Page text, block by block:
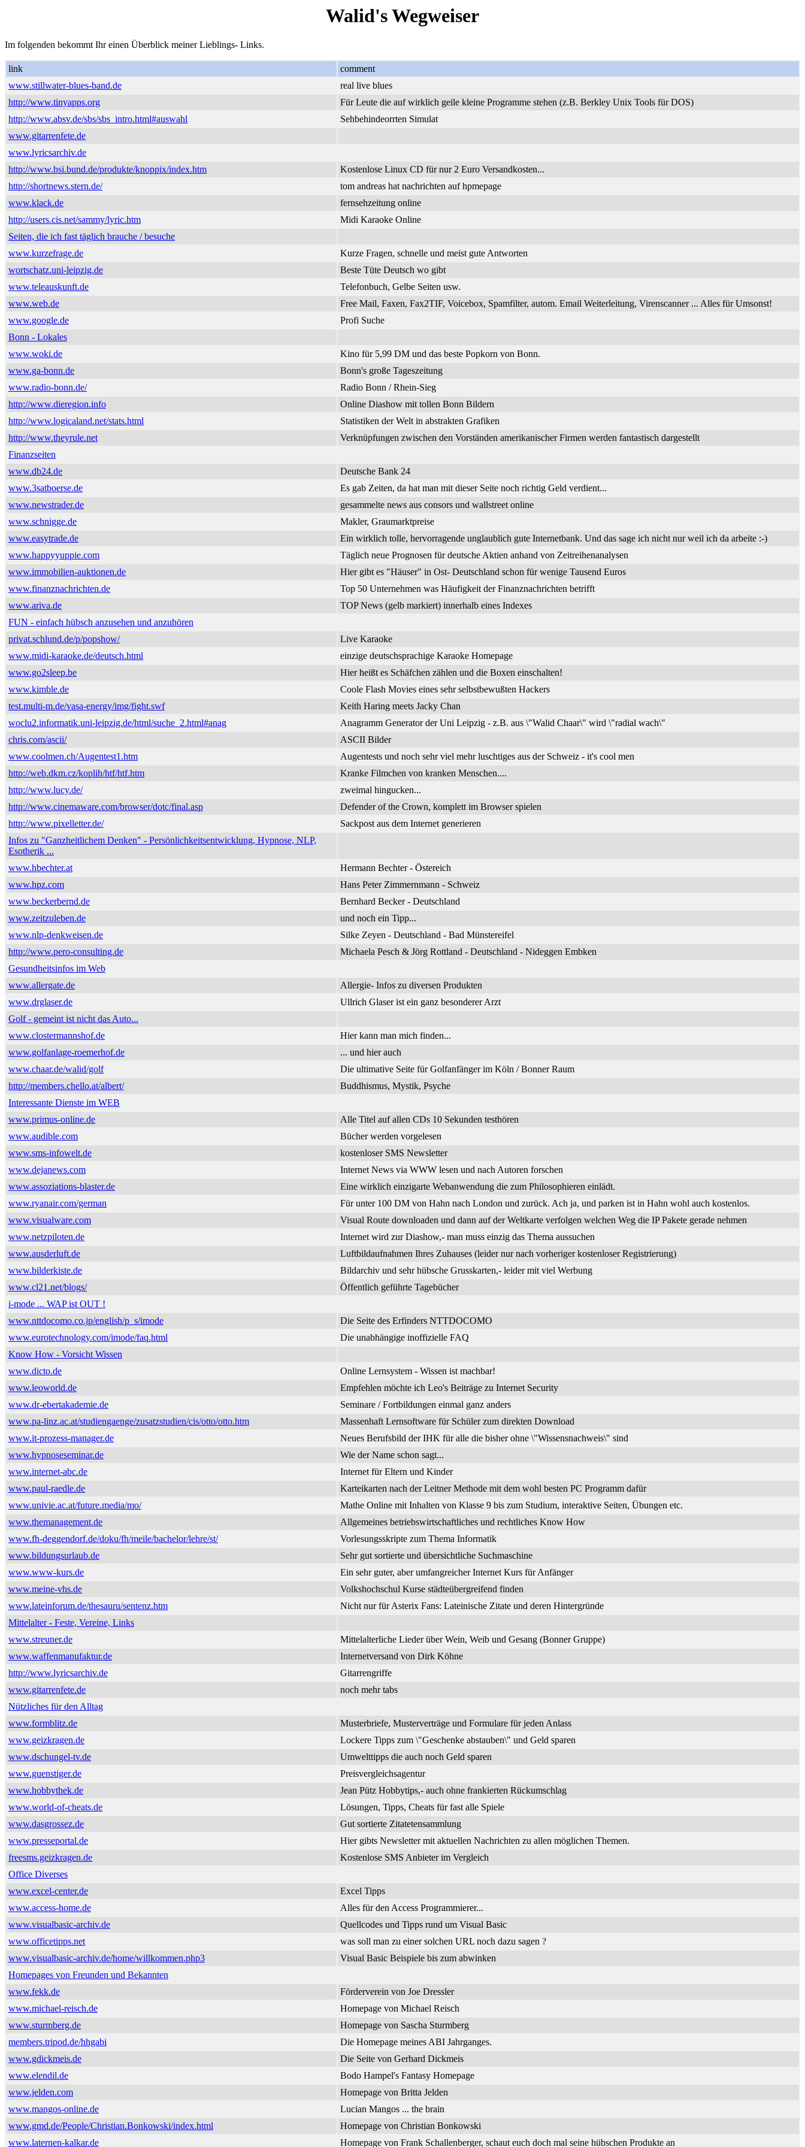
Walid's Wegweiser
Im folgenden bekommt Ihr einen Überblick meiner Lieblings- Links.
link
comment
www.stillwater-blues-band.de
real live blues
http://www.tinyapps.org
Für Leute die auf wirklich geile kleine Programme stehen (z.B. Berkley Unix Tools für DOS)
http://www.absv.de/sbs/sbs_intro.html#auswahl
Sehbehindeorrten Simulat
www.gitarrenfete.de
www.lyricsarchiv.de
http://www.bsi.bund.de/produkte/knoppix/index.htm
Kostenlose Linux CD für nur 2 Euro Versandkosten...
http://shortnews.stern.de/
tom andreas hat nachrichten auf hpmepage
www.klack.de
fernsehzeitung online
http://users.cis.net/sammy/lyric.htm
Midi Karaoke Online
Seiten, die ich fast täglich brauche / besuche
www.kurzefrage.de
Kurze Fragen, schnelle und meist gute Antworten
wortschatz.uni-leipzig.de
Beste Tüte Deutsch wo gibt
www.teleauskunft.de
Telefonbuch, Gelbe Seiten usw.
www.web.de
Free Mail, Faxen, Fax2TIF, Voicebox, Spamfilter, autom. Email Weiterleitung, Virenscanner ... Alles für Umsonst!
www.google.de
Profi Suche
Bonn - Lokales
www.woki.de
Kino für 5,99 DM und das beste Popkorn von Bonn.
www.ga-bonn.de
Bonn's große Tageszeitung
www.radio-bonn.de/
Radio Bonn / Rhein-Sieg
http://www.dieregion.info
Online Diashow mit tollen Bonn Bildern
http://www.logicaland.net/stats.html
Statistiken der Welt in abstrakten Grafiken
http://www.theyrule.net
Verknüpfungen zwischen den Vorständen amerikanischer Firmen werden fantastisch dargestellt
Finanzseiten
www.db24.de
Deutsche Bank 24
www.3satboerse.de
Es gab Zeiten, da hat man mit dieser Seite noch richtig Geld verdient...
www.newstrader.de
gesammelte news aus consors und wallstreet online
www.schnigge.de
Makler, Graumarktpreise
www.easytrade.de
Ein wirklich tolle, hervorragende unglaublich gute Internetbank. Und das sage ich nicht nur weil ich da arbeite :-)
www.happyyuppie.com
Täglich neue Prognosen für deutsche Aktien anhand von Zeitreihenanalysen
www.immobilien-auktionen.de
Hier gibt es "Häuser" in Ost- Deutschland schon für wenige Tausend Euros
www.finanznachrichten.de
Top 50 Unternehmen was Häufigkeit der Finanznachrichten betrifft
www.ariva.de
TOP News (gelb markiert) innerhalb eines Indexes
FUN - einfach hübsch anzusehen und anzuhören
privat.schlund.de/p/popshow/
Live Karaoke
www.midi-karaoke.de/deutsch.html
einzige deutschsprachige Karaoke Homepage
www.go2sleep.be
Hier heißt es Schäfchen zählen und die Boxen einschalten!
www.kimble.de
Coole Flash Movies eines sehr selbstbewußten Hackers
test.multi-m.de/vasa-energy/img/fight.swf
Keith Haring meets Jacky Chan
woclu2.informatik.uni-leipzig.de/html/suche_2.html#anag
Anagramm Generator der Uni Leipzig - z.B. aus \"Walid Chaar\" wird \"radial wach\"
chris.com/ascii/
ASCII Bilder
www.coolmen.ch/Augentest1.htm
Augentests und noch sehr viel mehr luschtiges aus der Schweiz - it's cool men
http://web.dkm.cz/koplih/htf/htf.htm
Kranke Filmchen von kranken Menschen....
http://www.lucy.de/
zweimal hingucken...
http://www.cinemaware.com/browser/dotc/final.asp
Defender of the Crown, komplett im Browser spielen
http://www.pixelletter.de/
Sackpost aus dem Internet generieren
Infos zu "Ganzheitlichem Denken" - Persönlichkeitsentwicklung, Hypnose, NLP,
Esotherik ...
www.hbechter.at
Hermann Bechter - Östereich
www.hpz.com
Hans Peter Zimmernmann - Schweiz
www.beckerbernd.de
Bernhard Becker - Deutschland
www.zeitzuleben.de
und noch ein Tipp...
www.nlp-denkweisen.de
Silke Zeyen - Deutschland - Bad Münstereifel
http://www.pero-consulting.de
Michaela Pesch & Jörg Rottland - Deutschland - Nideggen Embken
Gesundheitsinfos im Web
www.allergate.de
Allergie- Infos zu diversen Produkten
www.drglaser.de
Ullrich Glaser ist ein ganz besonderer Arzt
Golf - gemeint ist nicht das Auto...
www.clostermannshof.de
Hier kann man mich finden...
www.golfanlage-roemerhof.de
... und hier auch
www.chaar.de/walid/golf
Die ultimative Seite für Golfanfänger im Köln / Bonner Raum
http://members.chello.at/albert/
Buddhismus, Mystik, Psyche
Interessante Dienste im WEB
www.primus-online.de
Alle Titel auf allen CDs 10 Sekunden testhören
www.audible.com
Bücher werden vorgelesen
www.sms-infowelt.de
kostenloser SMS Newsletter
www.dejanews.com
Internet News via WWW lesen und nach Autoren forschen
www.assoziations-blaster.de
Eine wirklich einzigarte Webanwendung die zum Philosophieren einlädt.
www.ryanair.com/german
Für unter 100 DM von Hahn nach London und zurück. Ach ja, und parken ist in Hahn wohl auch kostenlos.
www.visualware.com
Visual Route downloaden und dann auf der Weltkarte verfolgen welchen Weg die IP Pakete gerade nehmen
www.netzpiloten.de
Internet wird zur Diashow,- man muss einzig das Thema aussuchen
www.ausderluft.de
Luftbildaufnahmen Ihres Zuhauses (leider nur nach vorheriger kostenloser Registrierung)
www.bilderkiste.de
Bildarchiv und sehr hübsche Grusskarten,- leider mit viel Werbung
www.cl21.net/blogs/
Öffentlich geführte Tagebücher
i-mode ... WAP ist OUT !
www.nttdocomo.co.jp/english/p_s/imode
Die Seite des Erfinders NTTDOCOMO
www.eurotechnology.com/imode/faq.html
Die unabhängige inoffizielle FAQ
Know How - Vorsicht Wissen
www.dicto.de
Online Lernsystem - Wissen ist machbar!
www.leoworld.de
Empfehlen möchte ich Leo's Beiträge zu Internet Security
www.dr-ebertakademie.de
Seminare / Fortbildungen einmal ganz anders
www.pa-linz.ac.at/studiengaenge/zusatzstudien/cis/otto/otto.htm
Massenhaft Lernsoftware für Schüler zum direkten Download
www.it-prozess-manager.de
Neues Berufsbild der IHK für alle die bisher ohne \"Wissensnachweis\" sind
www.hypnoseseminar.de
Wie der Name schon sagt...
www.internet-abc.de
Internet für Eltern und Kinder
www.paul-raedle.de
Karteikarten nach der Leitner Methode mit dem wohl besten PC Programm dafür
www.univie.ac.at/future.media/mo/
Mathe Online mit Inhalten von Klasse 9 bis zum Studium, interaktive Seiten, Übungen etc.
www.themanagement.de
Allgemeines betriebswirtschaftliches und rechtliches Know How
www.fh-deggendorf.de/doku/fh/meile/bachelor/lehre/st/
Vorlesungsskripte zum Thema Informatik
www.bildungsurlaub.de
Sehr gut sortierte und übersichtliche Suchmaschine
www.www-kurs.de
Ein sehr guter, aber umfangreicher Internet Kurs für Anfänger
www.meine-vhs.de
Volkshochschul Kurse städteübergreifend finden
www.lateinforum.de/thesauru/sentenz.htm
Nicht nur für Asterix Fans: Lateinische Zitate und deren Hintergründe
Mittelalter - Feste, Vereine, Links
www.streuner.de
Mittelalterliche Lieder über Wein, Weib und Gesang (Bonner Gruppe)
www.waffenmanufaktur.de
Internetversand von Dirk Köhne
http://www.lyricsarchiv.de
Gitarrengriffe
www.gitarrenfete.de
noch mehr tabs
Nützliches für den Alltag
www.formblitz.de
Musterbriefe, Musterverträge und Formulare für jeden Anlass
www.geizkragen.de
Lockere Tipps zum \"Geschenke abstauben\" und Geld sparen
www.dschungel-tv.de
Umwelttipps die auch noch Geld sparen
www.guenstiger.de
Preisvergleichsagentur
www.hobbythek.de
Jean Pütz Hobbytips,- auch ohne frankierten Rückumschlag
www.world-of-cheats.de
Lösungen, Tipps, Cheats für fast alle Spiele
www.dasgrossez.de
Gut sortierte Zitatetensammlung
www.presseportal.de
Hier gibts Newsletter mit aktuellen Nachrichten zu allen möglichen Themen.
freesms.geizkragen.de
Kostenlose SMS Anbieter im Vergleich
Office Diverses
www.excel-center.de
Excel Tipps
www.access-home.de
Alles für den Access Programmierer...
www.visualbasic-archiv.de
Quellcodes und Tipps rund um Visual Basic
www.officetipps.net
was soll man zu einer solchen URL noch dazu sagen ?
www.visualbasic-archiv.de/home/willkommen.php3
Visual Basic Beispiele bis zum abwinken
Homepages von Freunden und Bekannten
www.fekk.de
Förderverein von Joe Dressler
www.michael-reisch.de
Homepage von Michael Reisch
www.sturmberg.de
Homepage von Sascha Sturmberg
members.tripod.de/hhgabi
Die Homepage meines ABI Jahrganges.
www.gdickmeis.de
Die Seite von Gerhard Dickmeis
www.elendil.de
Bodo Hampel's Fantasy Homepage
www.jelden.com
Homepage von Britta Jelden
www.mangos-online.de
Lucian Mangos ... the brain
www.gmd.de/People/Christian.Bonkowski/index.html
Homepage von Christian Bonkowski
www.laternen-kalkar.de
Homepage von Frank Schallenberger, schaut euch doch mal seine hübschen Produkte an